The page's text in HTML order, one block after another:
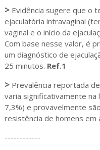
>Evidência sugere que o
ejaculatória intravaginal
vaginal e o início da
Com base nesse valor, é
um diagnóstico de
25 minutos. Ref.1
>Prevalência reportada
varia significativamente na
7,3%) e provavelmente
resistência de homens em
------------